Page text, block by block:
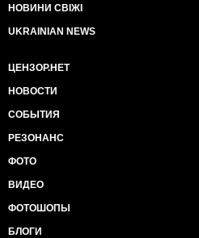
НОВИНИ СВІЖІ
UKRAINIAN NEWS
ЦЕНЗОР.НЕТ
НОВОСТИ
СОБЫТИЯ
РЕЗОНАНС
ФОТО
ВИДЕО
ФОТОШОПЫ
БЛОГИ